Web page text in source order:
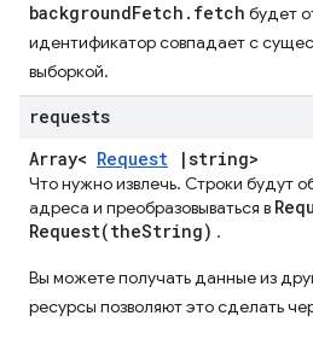
backgroundFetch.fetch будет
идентификатор совпадает с
выборкой.
requests
Array< Request |string>
Что нужно извлечь. Строки будут
адреса и преобразовываться в
Request(theString) .
Вы можете получать данные из
ресурсы позволяют это сделать